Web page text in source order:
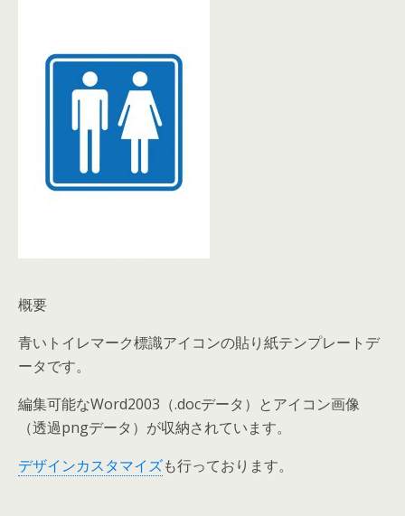
概要
青いトイレマーク標識アイコンの貼り紙テンプレートデ
ータです。
編集可能なWord2003（.docデータ）とアイコン画像
（透過pngデータ）が収納されています。
デザインカスタマイズも行っております。